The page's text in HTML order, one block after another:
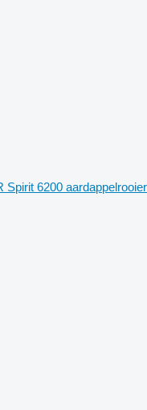
Spirit 6200 aardappelrooier